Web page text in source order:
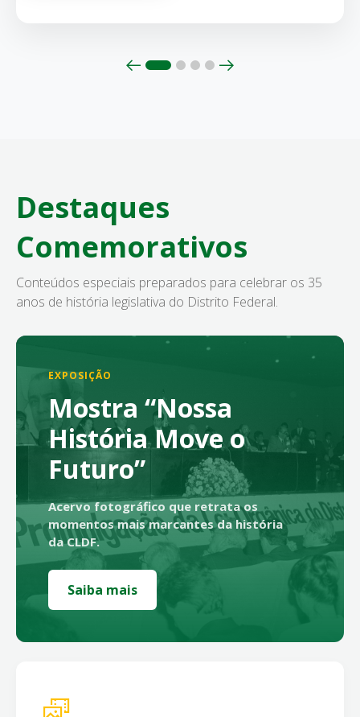
Anterior Próximo
Destaques
Comemorativos
Conteúdos especiais preparados para celebrar os 35
anos de história legislativa do Distrito Federal.
EXPOSIÇÃO
Mostra “Nossa
História Move o
Futuro”
Acervo fotográfico que retrata os
momentos mais marcantes da história
da CLDF.
Saiba mais